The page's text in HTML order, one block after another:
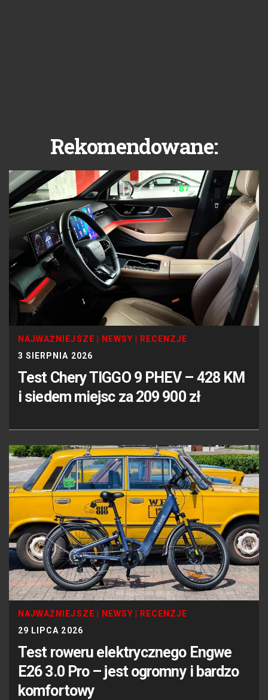
Rekomendowane:
NAJWAŻNIEJSZE NEWSY
RECENZJE
3 SIERPNIA 2026
Test Chery TIGGO 9 PHEV – 428 KM
i siedem miejsc za 209 900 zł
NAJWAŻNIEJSZE NEWSY
RECENZJE
29 LIPCA 2026
Test roweru elektrycznego Engwe
E26 3.0 Pro – jest ogromny i bardzo
komfortowy